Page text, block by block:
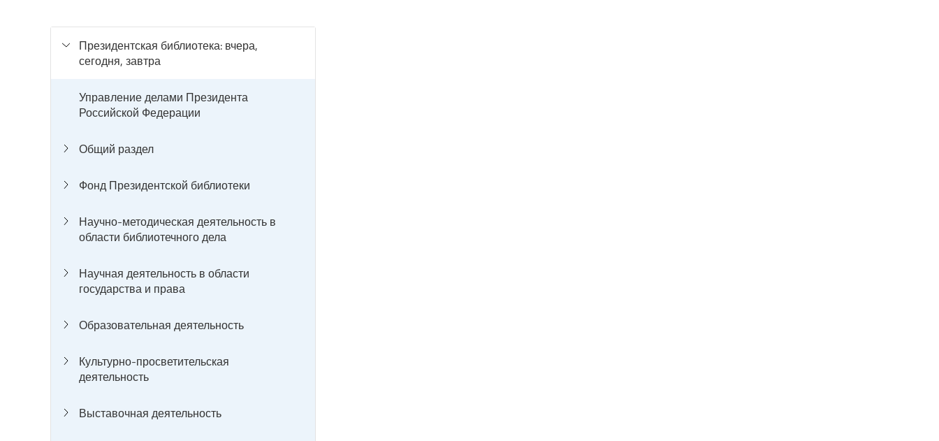
Президентская библиотека: вчера,
сегодня, завтра
Управление делами Президента
Российской Федерации
Общий раздел
Фонд Президентской библиотеки
Научно-методическая деятельность в
области библиотечного дела
Научная деятельность в области
государства и права
Образовательная деятельность
Культурно-просветительская
деятельность
Выставочная деятельность